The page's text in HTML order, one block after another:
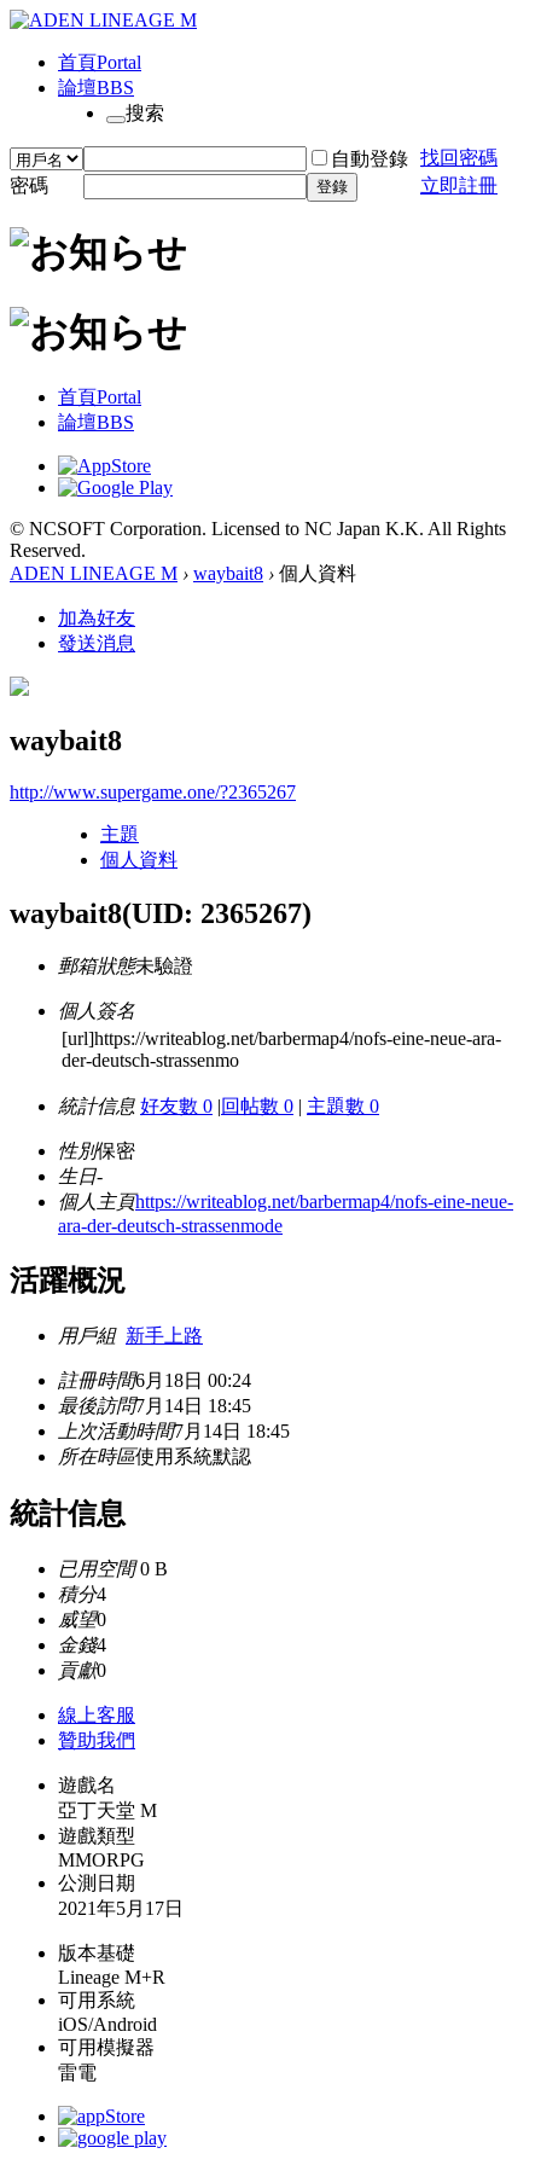
首頁Portal
論壇BBS
搜索
自動登錄 找回密碼
密碼
登錄 立即註冊
首頁Portal
論壇BBS
© NCSOFT Corporation. Licensed to NC Japan K.K. All Rights
Reserved.
ADEN LINEAGE M › waybait8 › 個人資料
加為好友
發送消息
waybait8
http://www.supergame.one/?2365267
主題
個人資料
waybait8(UID: 2365267)
郵箱狀態未驗證
個人簽名
[url]https://writeablog.net/barbermap4/nofs-eine-neue-ara-
der-deutsch-strassenmo
統計信息 好友數 0 |回帖數 0 | 主題數 0
性別保密
生日-
個人主頁https://writeablog.net/barbermap4/nofs-eine-neue-
ara-der-deutsch-strassenmode
活躍概況
用戶組 新手上路
註冊時間6月18日 00:24
最後訪問7月14日 18:45
上次活動時間7月14日 18:45
所在時區使用系統默認
統計信息
已用空間0 B
積分4
威望0
金錢4
貢獻0
線上客服
贊助我們
遊戲名
亞丁天堂 M
遊戲類型
MMORPG
公測日期
2021年5月17日
版本基礎
Lineage M+R
可用系統
iOS/Android
可用模擬器
雷電